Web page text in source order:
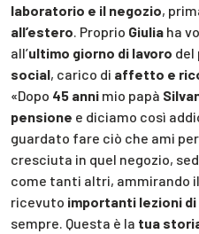
laboratorio e il negozio,
all’estero . Proprio Giulia ha
all’ultimo giorno di lavoro del
social, carico di affetto e
«Dopo 45 anni mio papà
pensione e diciamo così
guardato fare ciò che ami
cresciuta in quel negozio,
come tanti altri, ammirando
ricevuto importanti lezioni
sempre. Questa è la tua